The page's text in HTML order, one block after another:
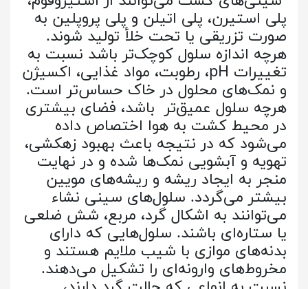
پلی استیرن، پلی اتیلن و پلی پروپلین به
صورت تزریقی یا تحت خلأ تولید شوند.
هرچه اندازه سلول کوچک‌تر باشد نسبت به
تغییرات pH، رطوبت، مواد غذایی، اکسیژن
و نمک‌های محلول در خاک حساس‌تر است.
هرچه سلول عمیق‌تر باشد، فضای بیشتری
در محیط کشت به هوا اختصاص داده
می‌شود که در نتیجه باعث بهبود زهکشی،
تهویه و آبشویی نمک‌ها شده و در نهایت
منجر به ایجاد ریشه و ریشه‌های مویین
بیشتر می‌گردد. سلول‌های سینی نشاء
می‌توانند به اشکال گرد، مربع، شش ضلعی
یا ستاره‌ای باشند. سلول‌هایی که دارای
بدنه‌های موازی با شیب ملایم هستند و
مخروط‌های وارونه‌ای را تشکیل می‌دهند.